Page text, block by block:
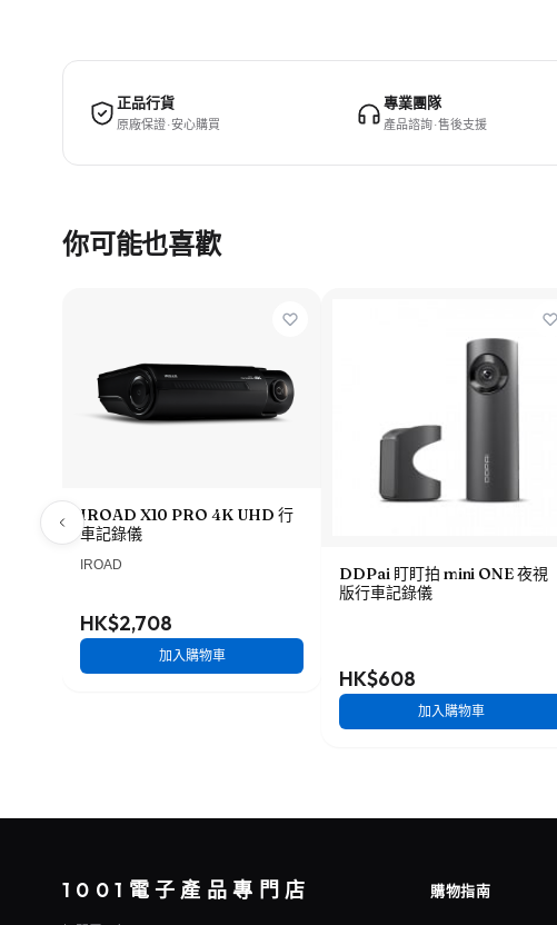
正品行貨
原廠保證 · 安心購買
專業團隊
產品諮詢 · 售後支援
你可能也喜歡
IROAD X10 PRO 4K UHD 行
車記錄儀
IROAD
HK$2,708
加入購物車
DDPai 盯盯拍 mini ONE 夜視
版行車記錄儀
HK$608
加入購物車
1001電子產品專門店 購物指南